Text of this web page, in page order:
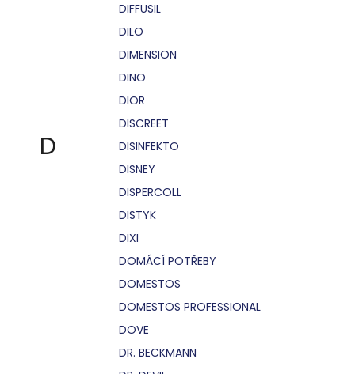
D
DIFFUSIL
DILO
DIMENSION
DINO
DIOR
DISCREET
DISINFEKTO
DISNEY
DISPERCOLL
DISTYK
DIXI
DOMÁCÍ POTŘEBY
DOMESTOS
DOMESTOS PROFESSIONAL
DOVE
DR. BECKMANN